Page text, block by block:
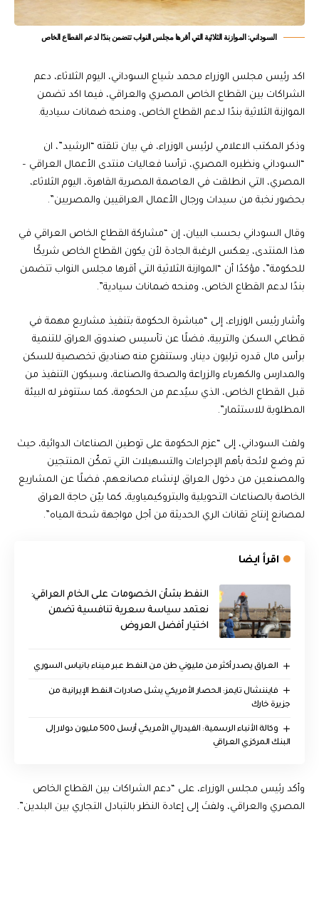
السوداني: الموازنة الثلاثية التي أقرها مجلس النواب تتضمن بندًا لدعم القطاع الخاص
اكد رئيس مجلس الوزراء محمد شياع السوداني، اليوم الثلاثاء، دعم
الشراكات بين القطاع الخاص المصري والعراقي، فيما اكد تضمن
الموازنة الثلاثية بندًا لدعم القطاع الخاص، ومنحه ضمانات سيادية.
وذكر المكتب الاعلامي لرئيس الوزراء، في بيان تلقته “الرشيد”، ان
“السوداني ونظيره المصري، ترأسا فعاليات منتدى الأعمال العراقي –
المصري، التي انطلقت في العاصمة المصرية القاهرة، اليوم الثلاثاء،
بحضور نخبة من سيدات ورجال الأعمال العراقيين والمصريين”.
وقال السوداني بحسب البيان، إن “مشاركة القطاع الخاص العراقي في
هذا المنتدى، يعكس الرغبة الجادة لأن يكون القطاع الخاص شريكًا
للحكومة”، مؤكدًا أن “الموازنة الثلاثية التي أقرها مجلس النواب تتضمن
بندًا لدعم القطاع الخاص، ومنحه ضمانات سيادية”.
وأشار رئيس الوزراء، إلى “مباشرة الحكومة بتنفيذ مشاريع مهمة في
قطاعي السكن والتربية، فضلًا عن تأسيس صندوق العراق للتنمية
برأس مال قدره ترليون دينار، وستتفرع منه صناديق تخصصية للسكن
والمدارس والكهرباء والزراعة والصحة والصناعة، وسيكون التنفيذ من
قبل القطاع الخاص، الذي سيُدعم من الحكومة، كما ستتوفر له البيئة
المطلوبة للاستثمار”.
ولفت السوداني، إلى “عزم الحكومة على توطين الصناعات الدوائية، حيث
تم وضع لائحة بأهم الإجراءات والتسهيلات التي تمكّن المنتجين
والمصنعين من دخول العراق لإنشاء مصانعهم، فضلًا عن المشاريع
الخاصة بالصناعات التحويلية والبتروكيمياوية، كما بيّن حاجة العراق
لمصانع إنتاج تقانات الري الحديثة من أجل مواجهة شحة المياه”.
اقرأ ايضا
النفط بشأن الخصومات على الخام العراقي:
نعتمد سياسة سعرية تنافسية تضمن
اختيار أفضل العروض
العراق يصدر أكثر من مليوني طن من النفط عبر ميناء بانياس السوري
فايننشال تايمز: الحصار الأمريكي يشل صادرات النفط الإيرانية من
جزيرة خارك
وكالة الأنباء الرسمية: الفيدرالي الأمريكي أرسل 500 مليون دولار إلى
البنك المركزي العراقي
وأكد رئيس مجلس الوزراء، على “دعم الشراكات بين القطاع الخاص
المصري والعراقي، ولفتَ إلى إعادة النظر بالتبادل التجاري بين البلدين”.